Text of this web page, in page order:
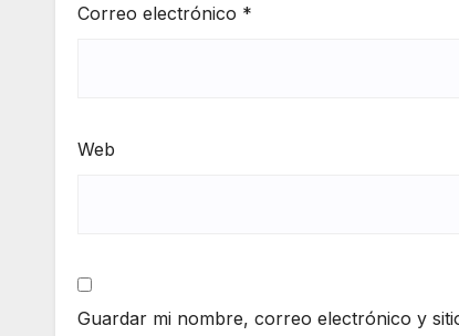
Correo electrónico *
Web
Guardar mi nombre, correo electrónico y